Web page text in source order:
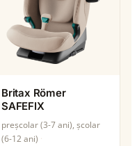
Britax Römer
SAFEFIX
preșcolar (3-7 ani), școlar
(6-12 ani)